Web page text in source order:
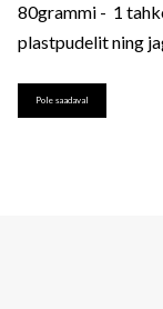
80grammi - 1
plastpudelit ning
Pole saadaval